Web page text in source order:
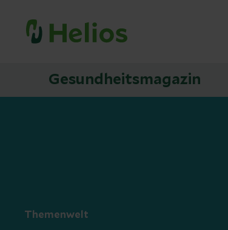
Gesundheitsmagazin
Themenwelt